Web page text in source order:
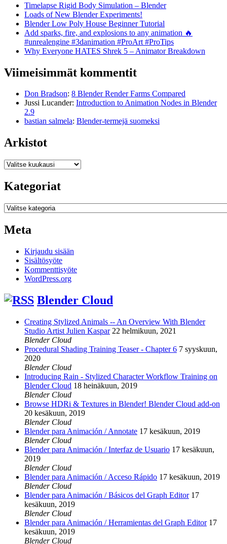
Timelapse Rigid Body Simulation – Blender
Loads of New Blender Experiments!
Blender Low Poly House Beginner Tutorial
Add sparks, fire, and explosions to any animation 🔥
#unrealengine #3danimation #ProArt #ProTips
Why Everyone HATES Shrek 5 – Animator Breakdown
Viimeisimmät kommentit
Don Bradson: 8 Blender Render Farms Compared
Jussi Lucander: Introduction to Animation Nodes in Blender
2.9
bastian salmela: Blender-termejä suomeksi
Arkistot
Arkistot
Kategoriat
Kategoriat
Meta
Kirjaudu sisään
Sisältösyöte
Kommenttisyöte
WordPress.org
Blender Cloud
Creating Stylized Animals -- An Overview With Blender
Studio Artist Julien Kaspar 22 helmikuun, 2021
Blender Cloud
Procedural Shading Training Teaser - Chapter 6 7 syyskuun,
2020
Blender Cloud
Introducing Rain - Stylized Character Workflow Training on
Blender Cloud 18 heinäkuun, 2019
Blender Cloud
Browse HDRi & Textures in Blender! Blender Cloud add-on
20 kesäkuun, 2019
Blender Cloud
Blender para Animación / Annotate 17 kesäkuun, 2019
Blender Cloud
Blender para Animación / Interfaz de Usuario 17 kesäkuun,
2019
Blender Cloud
Blender para Animación / Acceso Rápido 17 kesäkuun, 2019
Blender Cloud
Blender para Animación / Básicos del Graph Editor 17
kesäkuun, 2019
Blender Cloud
Blender para Animación / Herramientas del Graph Editor 17
kesäkuun, 2019
Blender Cloud